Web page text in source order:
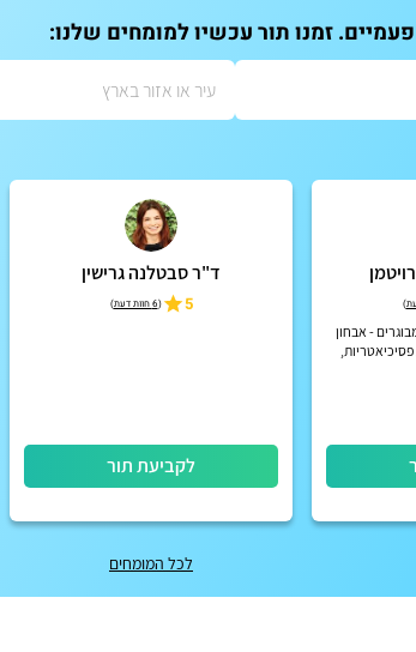
זמנו תור עכשיו למומחים שלנו:
)
- אבחון
ד"ר סבטלנה גרישין
5
(6 חוות דעת )
לקביעת תור
לכל המומחים